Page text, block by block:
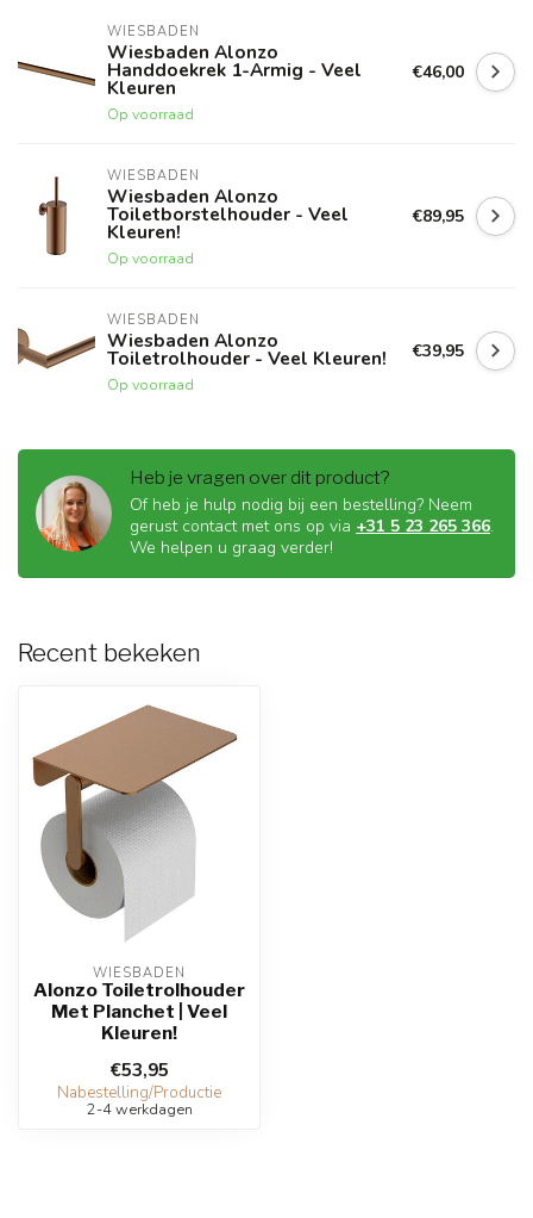
WIESBADEN
Wiesbaden Alonzo
Handdoekrek 1-Armig - Veel
Kleuren
Op voorraad
€46,00
WIESBADEN
Wiesbaden Alonzo
Toiletborstelhouder - Veel
Kleuren!
Op voorraad
€89,95
WIESBADEN
Wiesbaden Alonzo
Toiletrolhouder - Veel Kleuren!
Op voorraad
€39,95
Heb je vragen over dit product?
Of heb je hulp nodig bij een bestelling? Neem
gerust contact met ons op via +31 5 23 265 366.
We helpen u graag verder!
Recent bekeken
WIESBADEN
Alonzo Toiletrolhouder
Met Planchet | Veel
Kleuren!
€53,95
Nabestelling/Productie
2-4 werkdagen